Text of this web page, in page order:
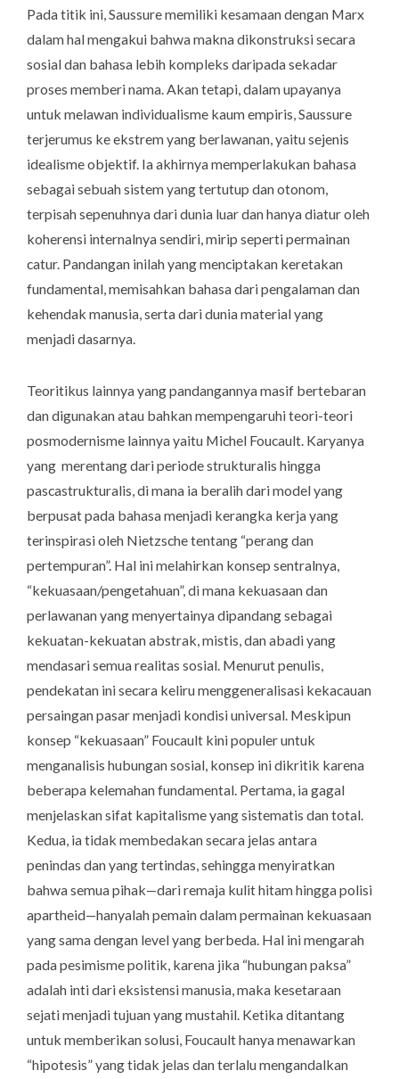
Pada titik ini, Saussure memiliki kesamaan dengan Marx
dalam hal mengakui bahwa makna dikonstruksi secara
sosial dan bahasa lebih kompleks daripada sekadar
proses memberi nama. Akan tetapi, dalam upayanya
untuk melawan individualisme kaum empiris, Saussure
terjerumus ke ekstrem yang berlawanan, yaitu sejenis
idealisme objektif. Ia akhirnya memperlakukan bahasa
sebagai sebuah sistem yang tertutup dan otonom,
terpisah sepenuhnya dari dunia luar dan hanya diatur oleh
koherensi internalnya sendiri, mirip seperti permainan
catur. Pandangan inilah yang menciptakan keretakan
fundamental, memisahkan bahasa dari pengalaman dan
kehendak manusia, serta dari dunia material yang
menjadi dasarnya.
Teoritikus lainnya yang pandangannya masif bertebaran
dan digunakan atau bahkan mempengaruhi teori-teori
posmodernisme lainnya yaitu Michel Foucault. Karyanya
yang merentang dari periode strukturalis hingga
pascastrukturalis, di mana ia beralih dari model yang
berpusat pada bahasa menjadi kerangka kerja yang
terinspirasi oleh Nietzsche tentang “perang dan
pertempuran”. Hal ini melahirkan konsep sentralnya,
“kekuasaan/pengetahuan”, di mana kekuasaan dan
perlawanan yang menyertainya dipandang sebagai
kekuatan-kekuatan abstrak, mistis, dan abadi yang
mendasari semua realitas sosial. Menurut penulis,
pendekatan ini secara keliru menggeneralisasi kekacauan
persaingan pasar menjadi kondisi universal. Meskipun
konsep “kekuasaan” Foucault kini populer untuk
menganalisis hubungan sosial, konsep ini dikritik karena
beberapa kelemahan fundamental. Pertama, ia gagal
menjelaskan sifat kapitalisme yang sistematis dan total.
Kedua, ia tidak membedakan secara jelas antara
penindas dan yang tertindas, sehingga menyiratkan
bahwa semua pihak—dari remaja kulit hitam hingga polisi
apartheid—hanyalah pemain dalam permainan kekuasaan
yang sama dengan level yang berbeda. Hal ini mengarah
pada pesimisme politik, karena jika “hubungan paksa”
adalah inti dari eksistensi manusia, maka kesetaraan
sejati menjadi tujuan yang mustahil. Ketika ditantang
untuk memberikan solusi, Foucault hanya menawarkan
“hipotesis” yang tidak jelas dan terlalu mengandalkan